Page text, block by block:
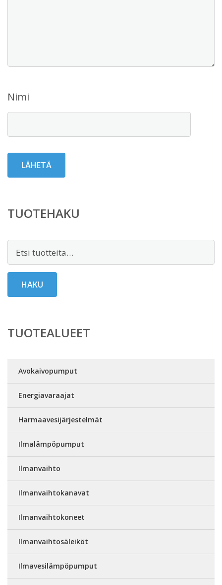
Nimi
TUOTEHAKU
HAKU
TUOTEALUEET
Avokaivopumput
Energiavaraajat
Harmaavesijärjestelmät
Ilmalämpöpumput
Ilmanvaihto
Ilmanvaihtokanavat
Ilmanvaihtokoneet
Ilmanvaihtosäleiköt
Ilmavesilämpöpumput